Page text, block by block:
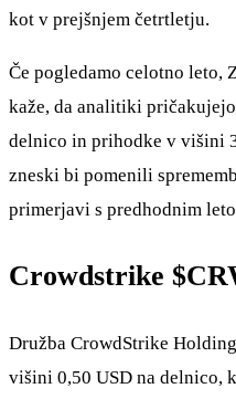
kot v prejšnjem četrtletju.
Če pogledamo celotno leto,
kaže, da analitiki
delnico in prihodke v višini
zneski bi pomenili
primerjavi s predhodnim
Crowdstrike
Družba CrowdStrike
višini 0,50 USD na delnico,